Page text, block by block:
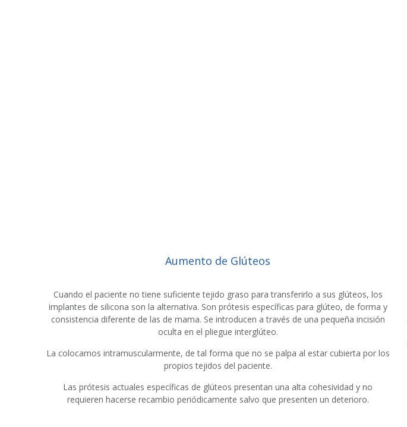
Aumento de Glúteos
Cuando el paciente no tiene suficiente tejido graso para transferirlo a sus glúteos, los
implantes de silicona son la alternativa. Son prótesis específicas para glúteo, de forma y
consistencia diferente de las de mama. Se introducen a través de una pequeña incisión
oculta en el pliegue interglúteo.
La colocamos intramuscularmente, de tal forma que no se palpa al estar cubierta por los
propios tejidos del paciente.
Las prótesis actuales específicas de glúteos presentan una alta cohesividad y no
requieren hacerse recambio periódicamente salvo que presenten un deterioro.